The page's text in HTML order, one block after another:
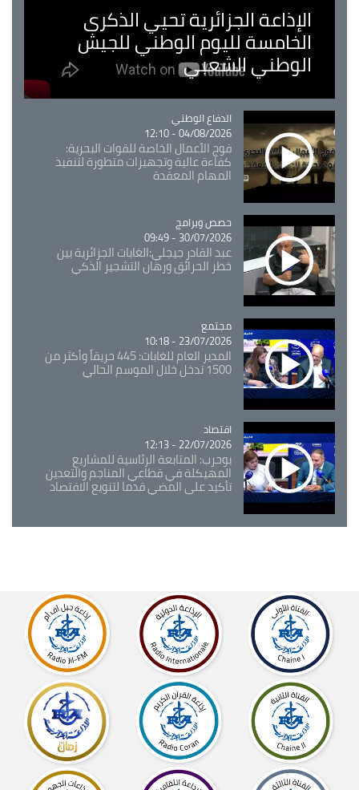
الإذاعة الجزائرية تحيي الذكرى
الخامسة لليوم الوطني للجيش
الوطني الشعبي
Catégorie
الدفاع الوطني
04/08/2026 - 12:10
فوج الأعمال الخاصة للقوات البحرية:
كفاءة عالية وتجهيزات متطورة لتنفيذ
المهام المعقدة
Catégorie
حصص وبرامج
30/07/2026 - 09:49
عبد القادر جيجلي:الغابات الجزائرية بين
خطر الحرائق ورهان التشجير الذكي
Catégorie
مجتمع
23/07/2026 - 10:18
المدير العام للغابات: 445 حريقاً وأكثر من
1500 تدخل خلال الموسم الحالي
Catégorie
اقتصاد
22/07/2026 - 12:13
بوحرب: المتابعة الرئاسية للمشاريع
المهيكلة في قطاعي المناجم والتعدين
تأكيد على المضي قدما لتنويع الاقتصاد